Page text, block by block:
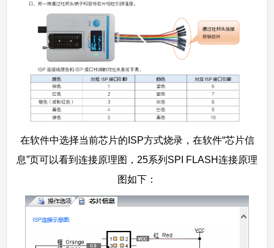
在软件中选择当前芯片的ISP方式烧录，在软件“芯片信
息”页可以看到连接原理图，25系列SPI FLASH连接原理
图如下：